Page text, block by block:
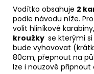
Vodítko obsahuje 2
podle návodu níže.
volit hliníkové
kroužky se kterými
bude vyhovovat
80cm, přepnout na
lze i nouzově připnout